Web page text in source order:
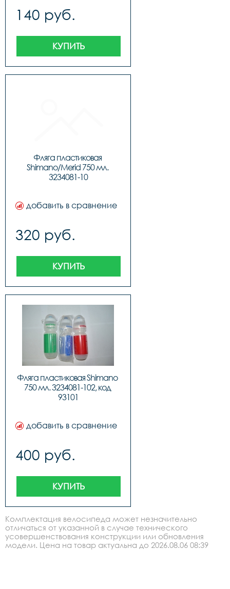
140 руб.
КУПИТЬ
Фляга пластиковая
Shimano/Merid 750 мл.
3234081-10
добавить в сравнение
320 руб.
КУПИТЬ
Фляга пластиковая Shimano
750 мл. 3234081-102, код
93101
добавить в сравнение
400 руб.
КУПИТЬ
Комплектация велосипеда может незначительно
отличаться от указанной в случае технического
усовершенствования конструкции или обновления
модели. Цена на товар актуальна до 2026.08.06 08:39